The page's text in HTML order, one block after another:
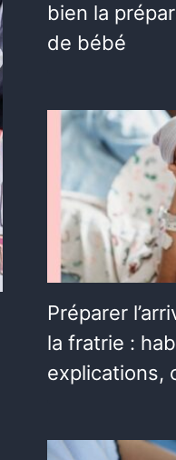
bien la
de bébé
Préparer
la fratrie :
explications,